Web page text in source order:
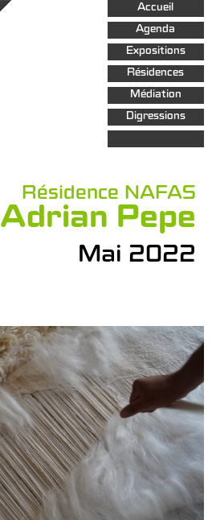
Aller au
contenu
principal
Accueil
Agenda
Expositions
Résidences
Médiation
Digressions
Résidence NAFAS
Adrian Pepe
Mai 2022